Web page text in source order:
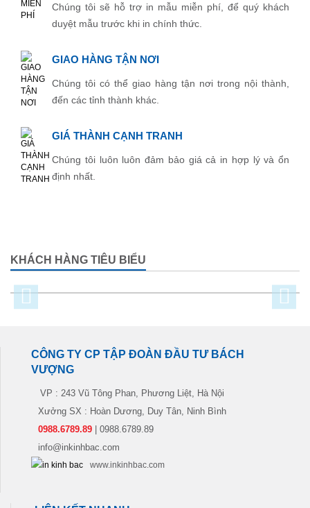
Chúng tôi sẽ hỗ trợ in mẫu miễn phí, để quý khách
duyệt mẫu trước khi in chính thức.
GIAO HÀNG TẬN NƠI
Chúng tôi có thể giao hàng tận nơi trong nội thành,
đến các tỉnh thành khác.
GIÁ THÀNH CẠNH TRANH
Chúng tôi luôn luôn đảm bảo giá cả in hợp lý và ổn
định nhất.
KHÁCH HÀNG TIÊU BIỂU
CÔNG TY CP TẬP ĐOÀN ĐẦU TƯ BÁCH
VƯỢNG
VP : 243 Vũ Tông Phan, Phương Liệt, Hà Nội
Xưởng SX : Hoàn Dương, Duy Tân, Ninh Bình
0988.6789.89 | 0988.6789.89
info@inkinhbac.com
www.inkinhbac.com